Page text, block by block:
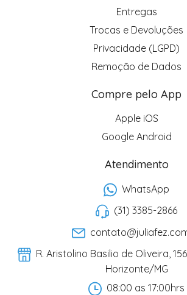
Entregas
Trocas e Devoluções
Privacidade (LGPD)
Remoção de Dados
Compre pelo App
Apple iOS
Google Android
Atendimento
WhatsApp
(31) 3385-2866
R. Aristolino Basilio de Oliveira,
Horizonte/MG
08:00 as 17:00hrs